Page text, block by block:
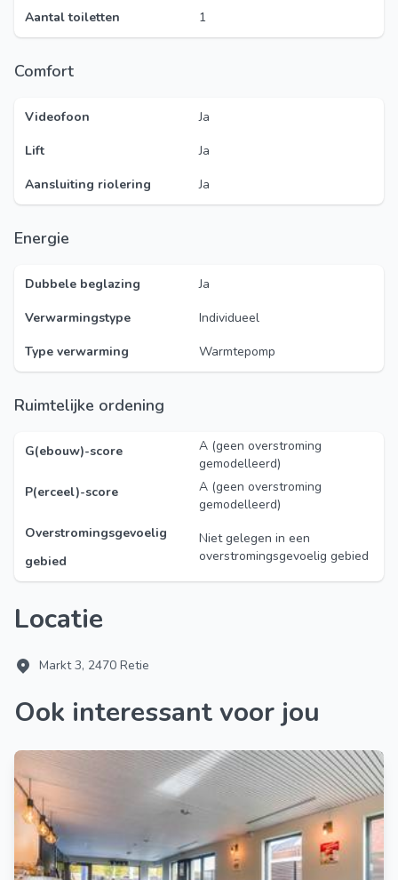
Aantal toiletten 1
Comfort
Videofoon
Ja
Lift
Ja
Aansluiting riolering
Ja
Energie
Dubbele beglazing
Ja
Verwarmingstype
Individueel
Type verwarming
Warmtepomp
Ruimtelijke ordening
G(ebouw)-score
A (geen overstroming
gemodelleerd)
P(erceel)-score
A (geen overstroming
gemodelleerd)
Overstromingsgevoelig
gebied
Niet gelegen in een
overstromingsgevoelig gebied
Locatie
Markt 3, 2470 Retie
Ook interessant voor jou